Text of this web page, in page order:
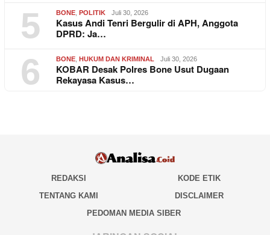
5 BONE POLITIK Juli 30, 2026
Kasus Andi Tenri Bergulir di APH, Anggota
DPRD: Ja…
6 BONE HUKUM DAN KRIMINAL Juli 30, 2026
KOBAR Desak Polres Bone Usut Dugaan
Rekayasa Kasus…
REDAKSI
KODE ETIK
TENTANG KAMI
DISCLAIMER
PEDOMAN MEDIA SIBER